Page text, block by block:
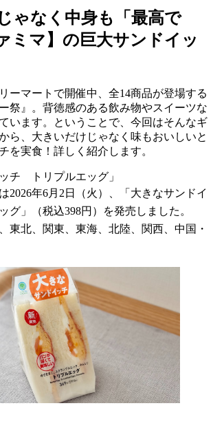
ゃなく中身も「最高で
ミマ】の巨大サンドイッ
ーマートで開催中、全14商品が登場する
祭』。背徳感のある飲み物やスイーツな
います。ということで、今回はそんなギ
ら、大きいだけじゃなく味もおいしいと
を実食！詳しく紹介します。
チ トリプルエッグ」
2026年6月2日（火）、「大きなサンドイ
」（税込398円）を発売しました。
東北、関東、東海、北陸、関西、中国・